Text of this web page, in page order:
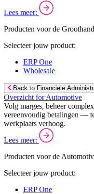
Lees meer:
Producten voor de
Selecteer jouw product:
ERP One
Wholesale
Back to Financiële
Overzicht for Automotive
Volg marges, beheer
vereenvoudig betalingen —
werkplaats verhoog.
Lees meer:
Producten voor de
Selecteer jouw product:
ERP One